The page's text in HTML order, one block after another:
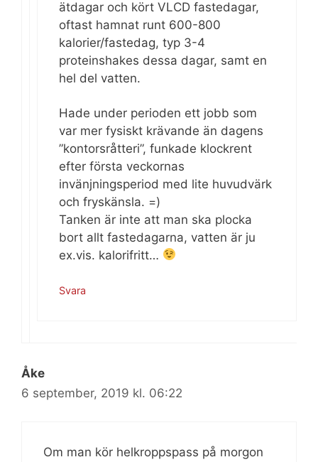
ätdagar och kört VLCD fastedagar,
oftast hamnat runt 600-800
kalorier/fastedag, typ 3-4
proteinshakes dessa dagar, samt en
hel del vatten.
Hade under perioden ett jobb som
var mer fysiskt krävande än dagens
”kontorsråtteri”, funkade klockrent
efter första veckornas
invänjningsperiod med lite huvudvärk
och fryskänsla. =)
Tanken är inte att man ska plocka
bort allt fastedagarna, vatten är ju
ex.vis. kalorifritt…
Svara
Åke
6 september, 2019 kl. 06:22
Om man kör helkroppspass på morgon